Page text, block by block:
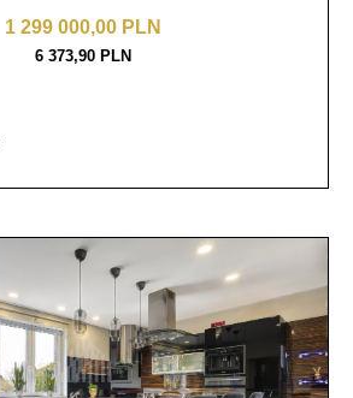
1 299 000,00 PLN
6 373,90 PLN